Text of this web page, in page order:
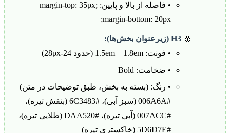
• فاصله از بالا و پایین: margin-top: 35px;
margin-bottom: 20px;
🥉 H3 (زیرعنوان بخش‌ها):
• فونت: 1.5em – 1.8em (حدود 24-28px)
• ضخامت: Bold
• رنگ: (بسته به بخش، طبق توضیحات در متن)
#006A6A (سبز آبی)، #6C3483 (بنفش تیره)،
#007ACC (آبی تیره)، #DAA520 (طلایی تیره)،
#5D6D7E (خاکستری تیره)